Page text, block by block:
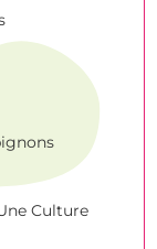
Culture